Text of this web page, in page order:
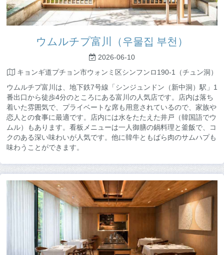
ウムルチプ富川（우물집 부천）
2026-06-10
キョンギ道プチョン市ウォンミ区シンフンロ190-1（チュン洞）
ウムルチプ富川は、地下鉄7号線「シンジュンドン（新中洞）駅」1
番出口から徒歩4分のところにある富川の人気店です。店内は落ち
着いた雰囲気で、プライベートな席も用意されているので、家族や
恋人との食事に最適です。店内には水をたたえた井戸（韓国語でウ
ムル）もあります。看板メニューは一人御膳の鍋料理と釜飯で、コ
クのある深い味わいが人気です。他に韓牛ともばら肉のサムハプも
味わうことができます。